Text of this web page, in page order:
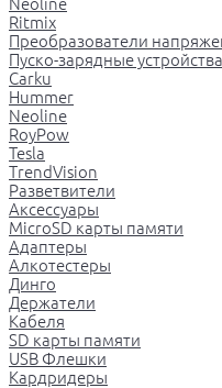
Ritmix
Преобразователи
Пуско-зарядные устройства
Carku
Hummer
Neoline
RoyPow
Tesla
TrendVision
Разветвители
Аксессуары
MicroSD карты памяти
Адаптеры
Алкотестеры
Динго
Держатели
Кабеля
SD карты памяти
USB Флешки
Кардридеры